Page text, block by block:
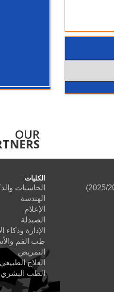
OUR
الكليات
الحاسبات
الهندسة
الإعلام
الصيدلة
الإدارة وذكاء
طب الفم
التمريض
العلاج الطبيعي
الطب البشري